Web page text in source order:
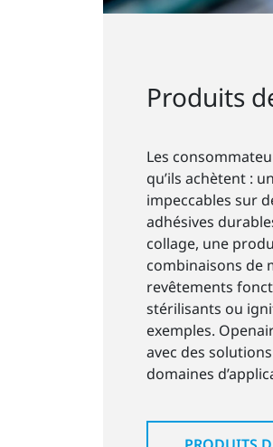
Produits
Les
qu’ils achètent :
impeccables sur
adhésives
collage, une
combinaisons de
revêtements
stérilisants ou
exemples.
avec des
domaines